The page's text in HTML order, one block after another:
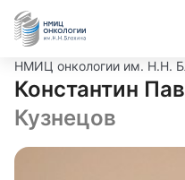
НМИЦ онкологии им. Н.Н.
Константин
Кузнецов